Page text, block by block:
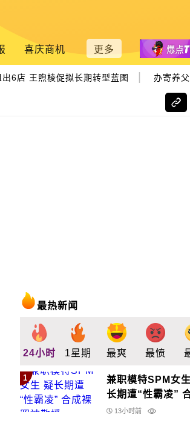
喜庆商机 更多
店 王煦棱促拟长期转型蓝图 | 办寄养父
最热新闻
24小时 1星期 最爽 最愤
1
兼职模特SPM女
长期遭“性霸凌”
裸照被散播
13小时前